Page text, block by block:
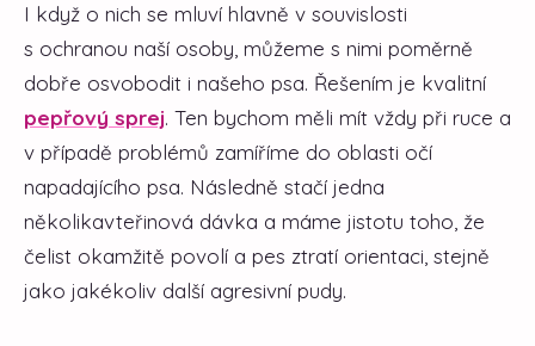
I když o nich se mluví hlavně v souvislosti
s ochranou naší osoby, můžeme s nimi poměrně
dobře osvobodit i našeho psa. Řešením je kvalitní
pepřový sprej. Ten bychom měli mít vždy při ruce a
v případě problémů zamíříme do oblasti očí
napadajícího psa. Následně stačí jedna
několikavteřinová dávka a máme jistotu toho, že
čelist okamžitě povolí a pes ztratí orientaci, stejně
jako jakékoliv další agresivní pudy.